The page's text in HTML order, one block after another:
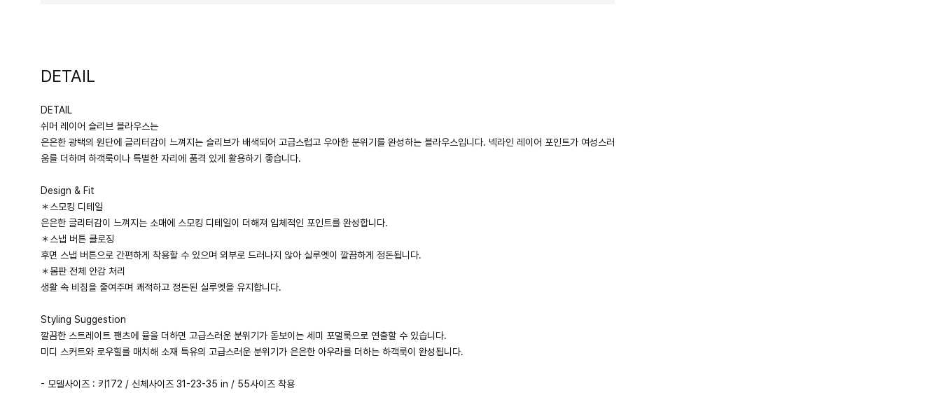
DETAIL
DETAIL
쉬머 레이어 슬리브 블라우스는
은은한 광택의 원단에 글리터감이 느껴지는 슬리브가 배색되어 고급스럽고 우아한 분위기를 완성하는 블라우스입니다. 넥라인 레이어 포인트가 여성스러
움를 더하며 하객룩이나 특별한 자리에 품격 있게 활용하기 좋습니다.
Design & Fit
＊스모킹 디테일
은은한 글리터감이 느껴지는 소매에 스모킹 디테일이 더해져 입체적인 포인트를 완성합니다.
＊스냅 버튼 클로징
후면 스냅 버튼으로 간편하게 착용할 수 있으며 외부로 드러나지 않아 실루엣이 깔끔하게 정돈됩니다.
＊몸판 전체 안감 처리
생활 속 비침을 줄여주며 쾌적하고 정돈된 실루엣을 유지합니다.
Styling Suggestion
깔끔한 스트레이트 팬츠에 뮬을 더하면 고급스러운 분위기가 돋보이는 세미 포멀룩으로 연출할 수 있습니다.
미디 스커트와 로우힐를 매치해 소재 특유의 고급스러운 분위기가 은은한 아우라를 더하는 하객룩이 완성됩니다.
- 모델사이즈 : 키172 / 신체사이즈 31-23-35 in / 55사이즈 착용